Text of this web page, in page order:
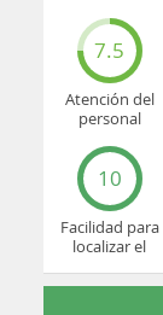
7.5
Atención del
personal
10
Facilidad para
localizar el
oficina